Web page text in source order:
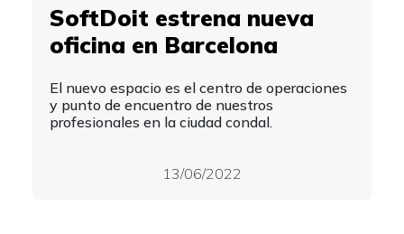
SoftDoit estrena nueva
oficina en Barcelona
El nuevo espacio es el centro de operaciones
y punto de encuentro de nuestros
profesionales en la ciudad condal.
13/06/2022